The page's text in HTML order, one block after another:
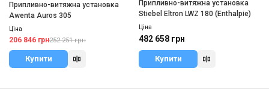
Припливно-витяжна установка
Awenta Auros 305
Ціна
206 846 грн252 251 грн
Купити
Припливно-витяжна установка
Stiebel Eltron LWZ 180 (Enthalpie)
Ціна
482 658 грн
Купити